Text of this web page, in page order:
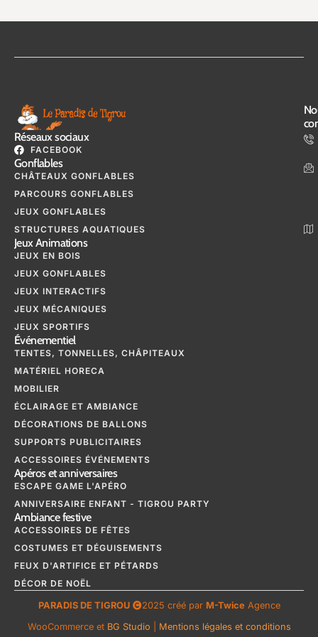
Réseaux sociaux
FACEBOOK
Gonflables
CHÂTEAUX GONFLABLES
PARCOURS GONFLABLES
JEUX GONFLABLES
STRUCTURES AQUATIQUES
Jeux Animations
JEUX EN BOIS
JEUX GONFLABLES
JEUX INTERACTIFS
JEUX MÉCANIQUES
JEUX SPORTIFS
Événementiel
TENTES, TONNELLES, CHÂPITEAUX
MATÉRIEL HORECA
MOBILIER
ÉCLAIRAGE ET AMBIANCE
DÉCORATIONS DE BALLONS
SUPPORTS PUBLICITAIRES
ACCESSOIRES ÉVÉNEMENTS
Apéros et anniversaires
ESCAPE GAME L'APÉRO
ANNIVERSAIRE ENFANT - TIGROU PARTY
Ambiance festive
ACCESSOIRES DE FÊTES
COSTUMES ET DÉGUISEMENTS
FEUX D'ARTIFICE ET PÉTARDS
DÉCOR DE NOËL
PARADIS DE TIGROU 2025 créé par M-Twice Agence
WooCommerce et BG Studio
Mentions légales et conditions